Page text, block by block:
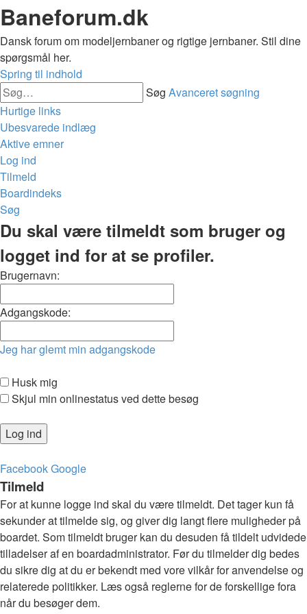
Baneforum.dk
Dansk forum om modeljernbaner og rigtige jernbaner. Stil dine
spørgsmål her.
Spring til indhold
Søg Avanceret søgning
Hurtige links
Ubesvarede indlæg
Aktive emner
Log ind
Tilmeld
Boardindeks
Søg
Du skal være tilmeldt som bruger og
logget ind for at se profiler.
Brugernavn:
Adgangskode:
Jeg har glemt min adgangskode
Husk mig
Skjul min onlinestatus ved dette besøg
FacebookGoogle
Tilmeld
For at kunne logge ind skal du være tilmeldt. Det tager kun få
sekunder at tilmelde sig, og giver dig langt flere muligheder på
boardet. Som tilmeldt bruger kan du desuden få tildelt udvidede
tilladelser af en boardadministrator. Før du tilmelder dig bedes
du sikre dig at du er bekendt med vore vilkår for anvendelse og
relaterede politikker. Læs også reglerne for de forskellige fora
når du besøger dem.